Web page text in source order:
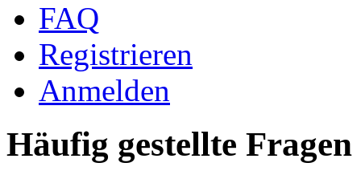
FAQ
Registrieren
Anmelden
Häufig gestellte Fragen